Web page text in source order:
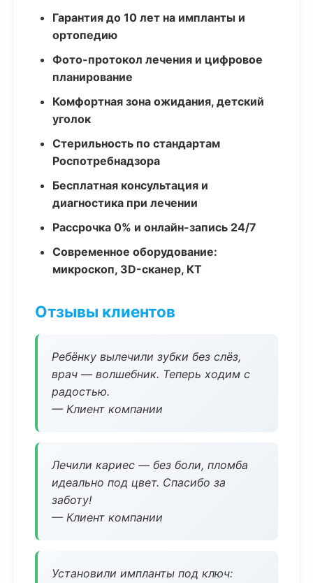
Гарантия до 10 лет на импланты и
ортопедию
Фото-протокол лечения и цифровое
планирование
Комфортная зона ожидания, детский
уголок
Стерильность по стандартам
Роспотребнадзора
Бесплатная консультация и
диагностика при лечении
Рассрочка 0% и онлайн-запись 24/7
Современное оборудование:
микроскоп, 3D-сканер, КТ
Отзывы клиентов
Ребёнку вылечили зубки без слёз,
врач — волшебник. Теперь ходим с
радостью.
— Клиент компании
Лечили кариес — без боли, пломба
идеально под цвет. Спасибо за
заботу!
— Клиент компании
Установили импланты под ключ: